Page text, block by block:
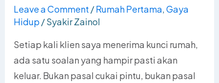
Leave a Comment /Rumah Pertama,Gaya
Hidup /Syakir Zainol
Setiap kali klien saya menerima kunci rumah,
ada satu soalan yang hampir pasti akan
keluar. Bukan pasal cukai pintu, bukan pasal